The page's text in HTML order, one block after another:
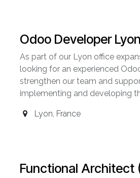
Odoo Developer
As part of our Lyon office
looking for an experienced
strengthen our team and
implementing and developing
Lyon, France
Functional Architect